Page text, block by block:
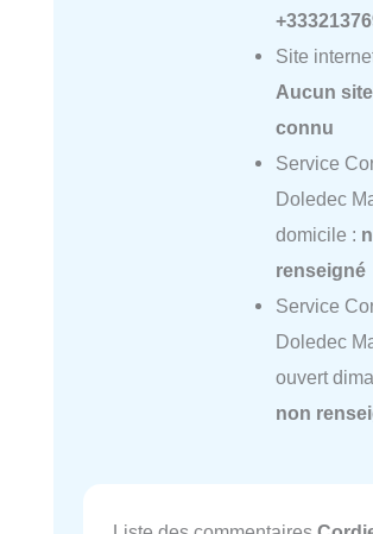
Site
Aucun
connu
Service
Doledec
domicile :
renseigné
Service
Doledec
ouvert
non